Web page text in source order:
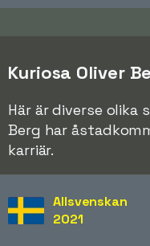
Kuriosa Oliver
Här är diverse olika
Berg har
karriär.
Allsvenskan
2021